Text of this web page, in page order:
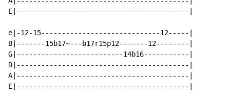
E|------------------------------------------|
e|-12-15-----------------------------12-----|
B|-------15b17~---b17r15p12-------12--------|
G|--------------------------14b16-----------|
D|------------------------------------------|
A|------------------------------------------|
E|------------------------------------------|